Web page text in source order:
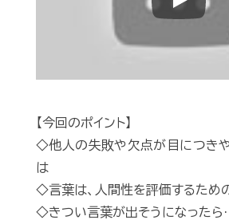
Play
【今回のポイント】
◇他人の失敗や欠点が目につき
は
◇言葉は、人間性を評価するため
◇きつい言葉が出そうになったら